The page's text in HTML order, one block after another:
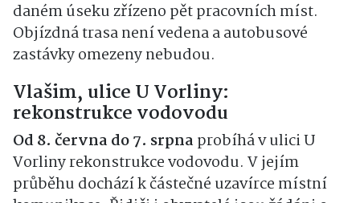
daném úseku zřízeno pět pracovních míst.
Objízdná trasa není vedena a autobusové
zastávky omezeny nebudou.
Vlašim, ulice U Vorliny:
rekonstrukce vodovodu
Od 8. června do 7. srpna probíhá v ulici U
Vorliny rekonstrukce vodovodu. V jejím
průběhu dochází k částečné uzavírce místní